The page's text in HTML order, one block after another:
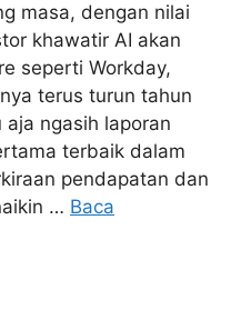
masa, dengan nilai
khawatir AI akan
seperti Workday,
terus turun tahun
aja ngasih laporan
terbaik dalam
pendapatan dan
… Baca